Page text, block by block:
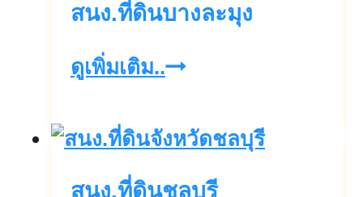
สนง.ที่ดินบางละมุง
ดูเพิ่มเติม..สนง.ที่ดิน
สนง.ที่ดินชลบุรี